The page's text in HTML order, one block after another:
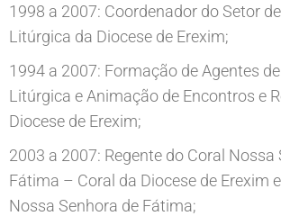
1998 a 2007: Coordenador do Setor
Litúrgica da Diocese de Erexim;
1994 a 2007: Formação de Agentes
Litúrgica e Animação de Encontros e
Diocese de Erexim;
2003 a 2007: Regente do Coral Nossa
Fátima – Coral da Diocese de Erexim
Nossa Senhora de Fátima;